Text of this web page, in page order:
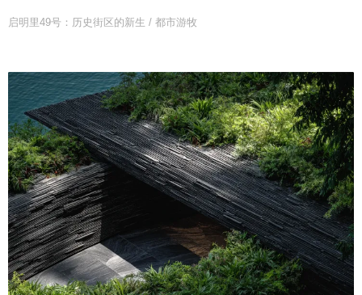
启明里49号：历史街区的新生 / 都市游牧